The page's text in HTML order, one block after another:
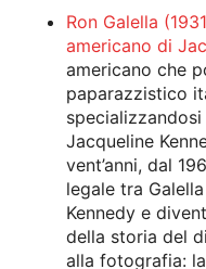
Ron Galella
americano di
americano che
paparazzistico
Jacqueline
vent’anni, dal
legale tra
Kennedy e
della storia del
alla fotografia: